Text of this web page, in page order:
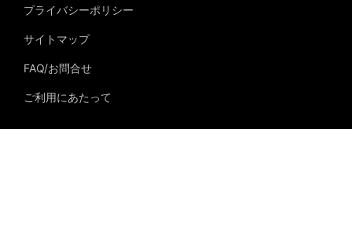
プライバシーポリシー
サイトマップ
FAQ/お問合せ
ご利用にあたって